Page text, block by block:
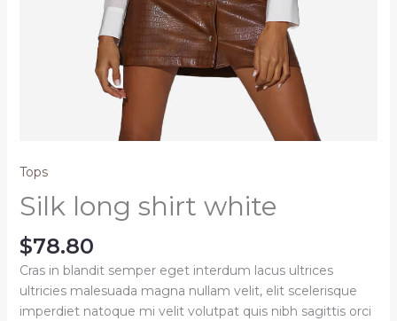
Tops
Silk long shirt white
$78.80
Cras in blandit semper eget interdum lacus ultrices
ultricies malesuada magna nullam velit, elit scelerisque
imperdiet natoque mi velit volutpat quis nibh sagittis orci